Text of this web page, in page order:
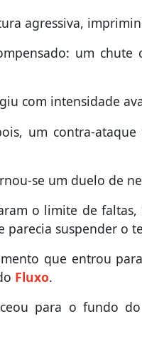
agressiva,
um chute
com intensidade
um contra-
se um duelo de
o limite de
parecia suspender o
que entrou
Fluxo.
para o fundo